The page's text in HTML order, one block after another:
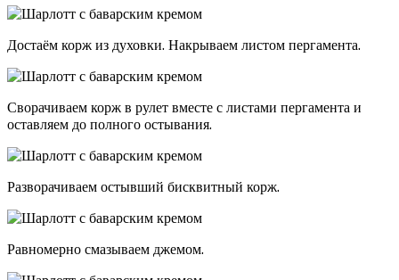
Достаём корж из духовки. Накрываем листом пергамента.
Сворачиваем корж в рулет вместе с листами пергамента и
оставляем до полного остывания.
Разворачиваем остывший бисквитный корж.
Равномерно смазываем джемом.